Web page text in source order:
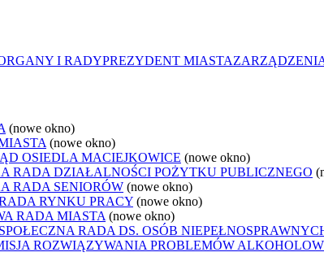
I RADYPREZYDENT MIASTA
(nowe okno)
(nowe okno)
OSIEDLA MACIEJKOWICE (nowe okno)
RADA DZIAŁALNOŚCI POŻYTKU PUBLICZNEGO
RADA SENIORÓW (nowe okno)
RYNKU PRACY (nowe okno)
RADA MIASTA (nowe okno)
RADA DS. OSÓB
ROZWIĄZYWANIA PROBLEMÓW